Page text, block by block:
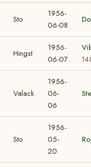
Sto
1956-
06-08
Hingst
1956-
06-07
Valack
1956-
06-
06
Sto
1956-
05-
20